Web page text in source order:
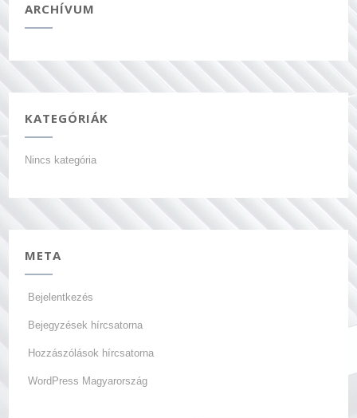
ARCHÍVUM
KATEGÓRIÁK
Nincs kategória
META
Bejelentkezés
Bejegyzések hírcsatorna
Hozzászólások hírcsatorna
WordPress Magyarország